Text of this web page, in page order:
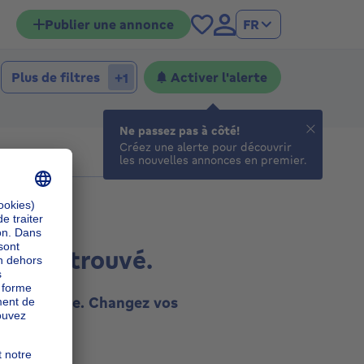
Publier une annonce FR
Plus de filtres +1 Activer l'alerte
trouvé.
Changez vos
Ne passez pas à côté!
Créez une alerte pour découvrir
les nouvelles annonces en premier.